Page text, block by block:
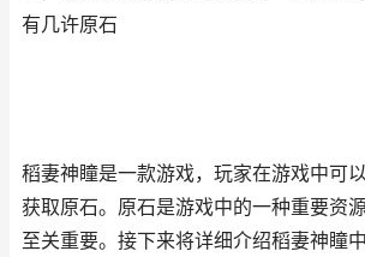
有几许原石
稻妻神瞳是一款游戏，玩家在游戏中可
获取原石。原石是游戏中的一种重要资
至关重要。接下来将详细介绍稻妻神瞳